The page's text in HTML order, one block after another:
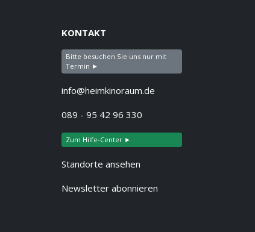
KONTAKT
Bitte besuchen Sie uns nur mit
Termin ►
info@heimkinoraum.de
089 - 95 42 96 330
Zum Hilfe-Center ►
Standorte ansehen
Newsletter abonnieren